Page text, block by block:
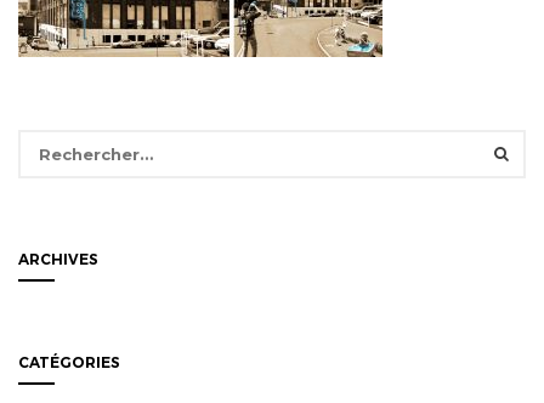
ARCHIVES
CATÉGORIES